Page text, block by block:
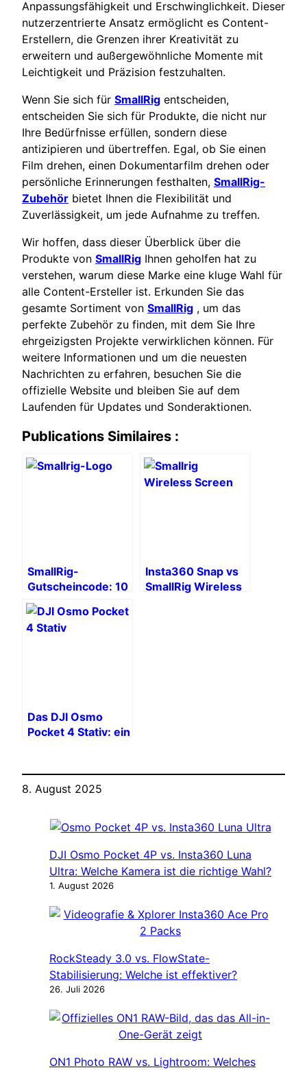
Anpassungsfähigkeit und Erschwinglichkeit. Dieser
nutzerzentrierte Ansatz ermöglicht es Content-
Erstellern, die Grenzen ihrer Kreativität zu
erweitern und außergewöhnliche Momente mit
Leichtigkeit und Präzision festzuhalten.
Wenn Sie sich für SmallRig entscheiden,
entscheiden Sie sich für Produkte, die nicht nur
Ihre Bedürfnisse erfüllen, sondern diese
antizipieren und übertreffen. Egal, ob Sie einen
Film drehen, einen Dokumentarfilm drehen oder
persönliche Erinnerungen festhalten, SmallRig-
Zubehör bietet Ihnen die Flexibilität und
Zuverlässigkeit, um jede Aufnahme zu treffen.
Wir hoffen, dass dieser Überblick über die
Produkte von SmallRig Ihnen geholfen hat zu
verstehen, warum diese Marke eine kluge Wahl für
alle Content-Ersteller ist. Erkunden Sie das
gesamte Sortiment von SmallRig , um das
perfekte Zubehör zu finden, mit dem Sie Ihre
ehrgeizigsten Projekte verwirklichen können. Für
weitere Informationen und um die neuesten
Nachrichten zu erfahren, besuchen Sie die
offizielle Website und bleiben Sie auf dem
Laufenden für Updates und Sonderaktionen.
Publications Similaires :
SmallRig-
Gutscheincode: 10
% Rabatt auf Ihr
Foto- und
Videozubehör
Insta360 Snap vs
SmallRig Wireless
Das DJI Osmo
Pocket 4 Stativ: ein
8. August 2025
DJI Osmo Pocket 4P vs. Insta360 Luna
Ultra: Welche Kamera ist die richtige Wahl?
1. August 2026
RockSteady 3.0 vs. FlowState-
Stabilisierung: Welche ist effektiver?
26. Juli 2026
ON1 Photo RAW vs. Lightroom: Welches